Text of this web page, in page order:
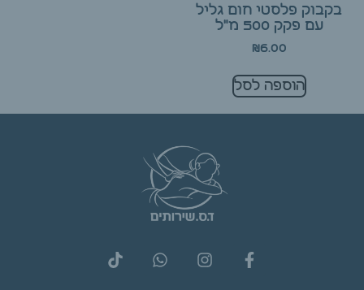
בקבוק פלסטי חום גליל
עם פקק 500 מ"ל
₪6.00
הוספה לסל